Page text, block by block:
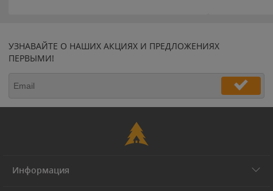
УЗНАВАЙТЕ О НАШИХ АКЦИЯХ И ПРЕДЛОЖЕНИЯХ
ПЕРВЫМИ!
Информация